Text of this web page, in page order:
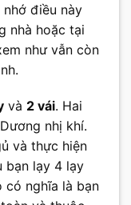
nhớ điều này
nhà hoặc tại
như vẫn còn
và 2 vái. Hai
nhị khí.
và thực hiện
bạn lạy 4 lạy
có nghĩa là bạn